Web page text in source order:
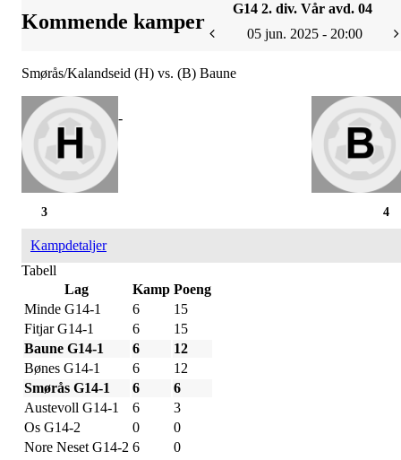
Kommende kamper
G14 2. div. Vår avd. 04
05 jun. 2025 - 20:00
Smørås/Kalandseid (H) vs. (B) Baune
-
4
3
Kampdetaljer
Tabell
Lag
Kamp Poeng
Minde G14-1
6
15
Fitjar G14-1
6
15
Baune G14-1
6
12
Bønes G14-1
6
12
Smørås G14-1
6
6
Austevoll G14-1
6
3
Os G14-2
0
0
Nore Neset G14-2 6 0